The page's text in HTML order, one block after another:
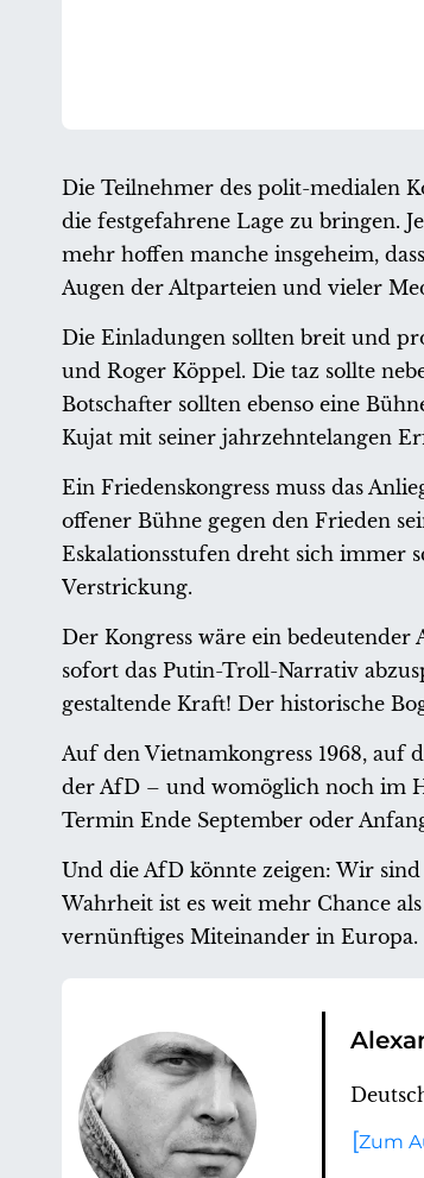
Die Teilnehmer des polit-medialen
die festgefahrene Lage zu bringen.
mehr hoffen manche insgeheim,
Augen der Altparteien und vieler
Die Einladungen sollten breit und
und Roger Köppel. Die taz sollte
Botschafter sollten ebenso eine
Kujat mit seiner jahrzehntelangen
Ein Friedenskongress muss das
offener Bühne gegen den Frieden
Eskalationsstufen dreht sich immer
Verstrickung.
Der Kongress wäre ein
sofort das Putin-Troll-Narrativ
gestaltende Kraft! Der historische
Auf den Vietnamkongress 1968, auf
der AfD – und womöglich noch im
Termin Ende September oder
Und die AfD könnte zeigen: Wir
Wahrheit ist es weit mehr Chance
vernünftiges Miteinander in
Zum